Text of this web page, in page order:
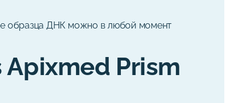
образца ДНК можно в любой момент
Apixmed Prism